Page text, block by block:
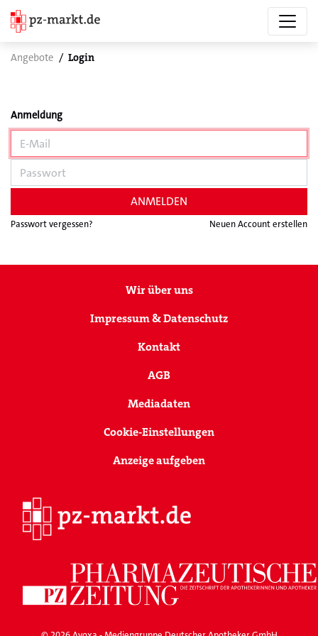
Angebote Login
Anmeldung
ANMELDEN
Passwort vergessen? Neuen Account erstellen
Wir über uns
Impressum & Datenschutz
Kontakt
AGB
Mediadaten
Cookie-Einstellungen
Anzeige aufgeben